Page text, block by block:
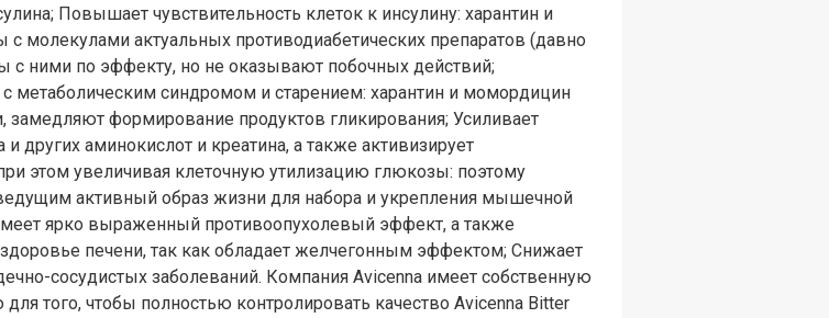
Повышает чувствительность клеток к инсулину: харантин и
актуальных противодиабетических препаратов (давно
с ними по эффекту, но не оказывают побочных действий;
метаболическим синдромом и старением: харантин и момордицин
формирование продуктов гликирования; Усиливает
других аминокислот и креатина, а также активизирует
этом увеличивая клеточную утилизацию глюкозы: поэтому
активный образ жизни для набора и укрепления мышечной
ярко выраженный противоопухолевый эффект, а также
печени, так как обладает желчегонным эффектом; Снижает
сосудистых заболеваний. Компания Avicenna имеет собственную
того, чтобы полностью контролировать качество Avicenna Bitter